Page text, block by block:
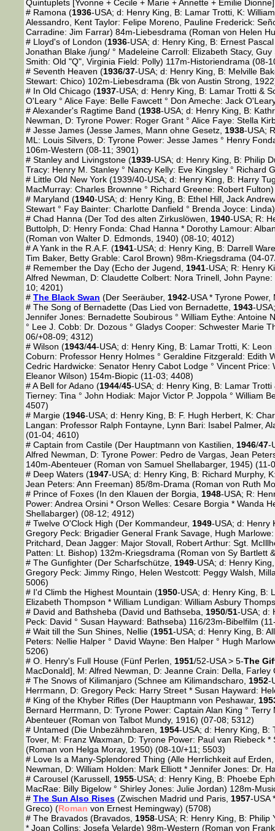
Quintuplets [Yvonne + Cecile + Marie + Annette + Emilie
# Ramona (1936-USA; d: Henry King, B: Lamar Trotti, K:
Alessandro, Kent Taylor: Felipe Moreno, Pauline Frederick:
Carradine: Jim Farrar) 84m-Liebesdrama (Roman von Helen
# Lloyd's of London (1936-USA; d: Henry King, B: Ernest
Jonathan Blake /jung/ ° Madeleine Carroll: Elizabeth Stacy,
Smith: Old "Q", Virginia Field: Polly) 117m-Historiendrama (08-
# Seventh Heaven (1936/37-USA; d: Henry King, B: Melville
Stewart: Chico) 102m-Liebesdrama (Bk von Austin Strong,
# In Old Chicago (1937-USA; d: Henry King, B: Lamar Trotti &
O'Leary ° Alice Faye: Belle Fawcett ° Don Ameche: Jack
# Alexander's Ragtime Band (1938-USA; d: Henry King, B:
Newman, D: Tyrone Power: Roger Grant ° Alice Faye: Stella
# Jesse James (Jesse James, Mann ohne Gesetz, 1938-USA;
ML: Louis Silvers, D: Tyrone Power: Jesse James ° Henry
106m-Western (08-11; 3901)
# Stanley and Livingstone (1939-USA; d: Henry King, B: Philip
Tracy: Henry M. Stanley ° Nancy Kelly: Eve Kingsley °
# Little Old New York (1939/40-USA; d: Henry King, B: Harry
MacMurray: Charles Brownne ° Richard Greene: Robert
# Maryland (1940-USA; d: Henry King, B: Ethel Hill, Jack
Stewart ° Fay Bainter: Charlotte Danfield ° Brenda Joyce:
# Chad Hanna (Der Tod des alten Zirkuslöwen, 1940-USA; R:
Buttolph, D: Henry Fonda: Chad Hanna * Dorothy Lamour:
(Roman von Walter D. Edmonds, 1940) (08-10; 4012)
# A Yank in the R.A.F. (1941-USA; d: Henry King, B: Darrell
Tim Baker, Betty Grable: Carol Brown) 98m-Kriegsdrama (04-
# Remember the Day (Echo der Jugend, 1941-USA; R: Henry
Alfred Newman, D: Claudette Colbert: Nora Trinell, John
10; 4201)
# The Black Swan (Der Seeräuber, 1942-USA * Tyrone
# The Song of Bernadette (Das Lied von Bernadette, 1943-
Jennifer Jones: Bernadette Soubirous ° William Eythe: Antoine
° Lee J. Cobb: Dr. Dozous ° Gladys Cooper: Schwester Marie
06/+08-09; 4312)
# Wilson (1943/44-USA; d: Henry King, B: Lamar Trotti, K:
Coburn: Professor Henry Holmes ° Geraldine Fitzgerald: Edith
Cedric Hardwicke: Senator Henry Cabot Lodge ° Vincent
Eleanor Wilson) 154m-Biopic (11-03; 4408)
# A Bell for Adano (1944/45-USA; d: Henry King, B: Lamar
Tierney: Tina ° John Hodiak: Major Victor P. Joppola ° William
4507)
# Margie (1946-USA; d: Henry King, B: F. Hugh Herbert, K:
Langan: Professor Ralph Fontayne, Lynn Bari: Isabel Palmer,
(01-04; 4610)
# Captain from Castile (Der Hauptmann von Kastilien, 1946/47-
Alfred Newman, D: Tyrone Power: Pedro de Vargas, Jean
140m-Abenteuer (Roman von Samuel Shellabarger, 1945) (11-
# Deep Waters (1947-USA; d: Henry King, B: Richard Murphy,
Jean Peters: Ann Freeman) 85/8m-Drama (Roman von Ruth
# Prince of Foxes (In den Klauen der Borgia, 1948-USA; R:
Power: Andrea Orsini * Orson Welles: Cesare Borgia * Wanda
Shellabarger) (08-12; 4912)
# Twelve O'Clock High (Der Kommandeur, 1949-USA; d: Henry
Gregory Peck: Brigadier General Frank Savage, Hugh
Pritchard, Dean Jagger: Major Stovall, Robert Arthur: Sgt.
Patten: Lt. Bishop) 132m-Kriegsdrama (Roman von Sy Bartlett
# The Gunfighter (Der Scharfschütze, 1949-USA; d: Henry
Gregory Peck: Jimmy Ringo, Helen Westcott: Peggy Walsh,
5006)
# I'd Climb the Highest Mountain (1950-USA; d: Henry King, B:
Elizabeth Thompson * William Lundigan: William Asbury
# David and Bathsheba (David und Bathseba, 1950/51-USA; d:
Peck: David ° Susan Hayward: Bathseba) 116/23m-Bibelfilm
# Wait till the Sun Shines, Nellie (1951-USA; d: Henry King, B:
Peters: Nellie Halper ° David Wayne: Ben Halper ° Hugh
5206)
# O. Henry's Full House (Fünf Perlen, 1951/52-USA > 5-The
MacDonald], M: Alfred Newman, D: Jeanne Crain: Della,
# The Snows of Kilimanjaro (Schnee am Kilimandscharo, 1952-
Herrmann, D: Gregory Peck: Harry Street * Susan Hayward:
# King of the Khyber Rifles (Der Hauptmann von Peshawar,
Bernard Herrmann, D: Tyrone Power: Captain Alan King °
Abenteuer (Roman von Talbot Mundy, 1916) (07-08; 5312)
# Untamed (Die Unbezähmbaren, 1954-USA; d: Henry King, B:
Tover, M: Franz Waxman, D: Tyrone Power: Paul van Riebeck
(Roman von Helga Moray, 1950) (08-10/+11; 5503)
# Love Is a Many-Splendored Thing (Alle Herrlichkeit auf
Newman, D: William Holden: Mark Elliott * Jennifer Jones: Dr.
# Carousel (Karussell, 1955-USA; d: Henry King, B: Phoebe
MacRae: Billy Bigelow ° Shirley Jones: Julie Jordan) 128m-
# The Sun Also Rises (Zwischen Madrid und Paris, 1957-USA
Greco) (Roman von Ernest Hemingway) (5708)
# The Bravados (Bravados, 1958-USA; R: Henry King, B:
* Joan Collins: Josefa Velarde) 98m-Western (Roman von